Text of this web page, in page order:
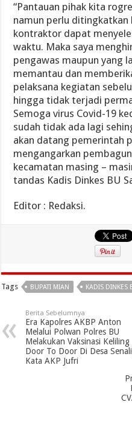
“Pantauan pihak kita
namun perlu
kontraktor dapat
waktu. Maka saya
pengawas maupun yang
memantau dan
pelaksana kegiatan
hingga tidak terjadi
Semoga virus Covid-19
sudah tidak ada lagi
akan datang pemerintah
mengangarkan
kecamatan masing –
tandas Kadis Dinkes BU
Editor : Redaksi.
Tags BUPATI MIAN KADIS DINKES
Berita Sebelumnya
Era Kapolres AKBP Anton
Melalui Polwan Polres BU
Melakukan Vaksinasi Keliling
Door To Door Di Desa
Kata AKP Jufri